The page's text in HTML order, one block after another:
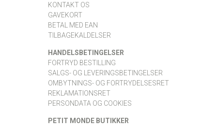
KONTAKT OS
GAVEKORT
BETAL MED EAN
TILBAGEKALDELSER
HANDELSBETINGELSER
FORTRYD BESTILLING
SALGS- OG LEVERINGSBETINGELSER
OMBYTNINGS- OG FORTRYDELSESRET
REKLAMATIONSRET
PERSONDATA OG COOKIES
PETIT MONDE BUTIKKER